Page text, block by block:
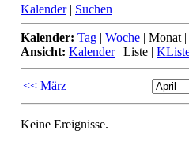
Kalender | Suchen
Kalender: Tag | Woche | Monat |
Ansicht: Kalender| Liste |
<< März
Keine Ereignisse.